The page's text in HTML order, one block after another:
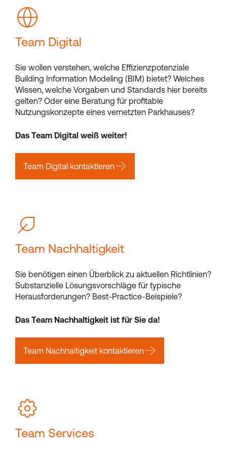
Team Digital
Sie wollen verstehen, welche Effizienzpotenziale
Building Information Modeling (BIM) bietet? Welches
Wissen, welche Vorgaben und Standards hier bereits
gelten? Oder eine Beratung für profitable
Nutzungskonzepte eines vernetzten Parkhauses?
Das Team Digital weiß weiter!
Team Digital kontaktieren
Team Nachhaltigkeit
Sie benötigen einen Überblick zu aktuellen Richtlinien?
Substanzielle Lösungsvorschläge für typische
Herausforderungen? Best-Practice-Beispiele?
Das Team Nachhaltigkeit ist für Sie da!
Team Nachhaltigkeit kontaktieren
Team Services